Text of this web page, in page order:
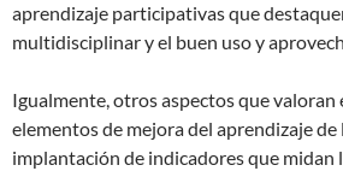
aprendizaje participativas que
multidisciplinar y el buen uso y
Igualmente, otros aspectos que valoran
elementos de mejora del aprendizaje de
implantación de indicadores que midan